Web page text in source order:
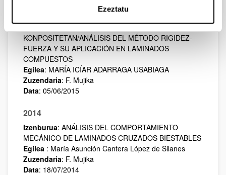
Ezeztatu
ANALISIA ETA BERE APLIKAZIOA LAMINATU
KONPOSITETAN/ANÁLISIS DEL MÉTODO RIGIDEZ-
FUERZA Y SU APLICACIÓN EN LAMINADOS
COMPUESTOS
Egilea: MARÍA ICÍAR ADARRAGA USABIAGA
Zuzendaria: F. Mujika
Data: 05/06/2015
2014
Izenburua: ANÁLISIS DEL COMPORTAMIENTO
MECÁNICO DE LAMINADOS CRUZADOS BIESTABLES
Egilea : María Asunción Cantera López de Silanes
Zuzendaria: F. Mujika
Data: 18/07/2014